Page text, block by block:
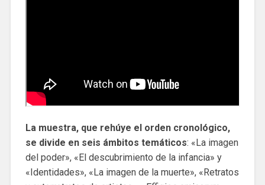
La muestra, que rehúye el orden cronológico,
se divide en seis ámbitos temáticos: «La imagen
del poder», «El descubrimiento de la infancia» y
«Identidades», «La imagen de la muerte», «Retratos